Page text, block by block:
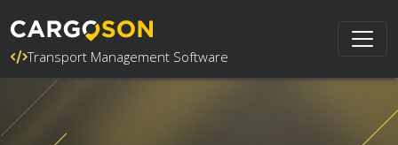
Transport Management Software